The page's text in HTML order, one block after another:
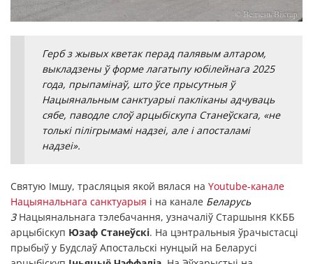
Герб з жывых кветак перад палявым алтаром,
выкладзены ў форме лагатыпу юбілейнага 2025
года, прыпамінаў, што ўсе прысутныя ў
Нацыянальным санктуарыі пакліканы адчуваць
сябе, паводле слоў арцыбіскупа Станеўскага, «не
толькі пілігрымамі надзеі, але і апосталамі
надзеі».
Святую Імшу, трасляцыя якой вялася на Youtube-канале
Нацыянальнага санктуарыя і на канале Беларусь
3Нацыянальнага тэлебачання, узначаліў Старшыня ККББ
арцыбіскуп Юзаф Станеўскі. На цэнтральныя ўрачыстасці
прыбыў у Будслаў Апостальскі нунцый на Беларусі